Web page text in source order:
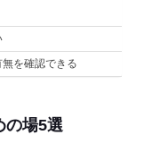
を確認できる
の場5選